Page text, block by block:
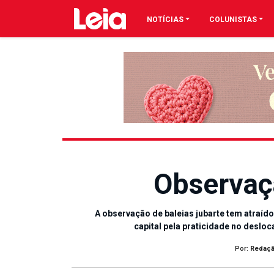
NOTÍCIAS COLUNISTAS
A observação de baleias jubarte tem
capital pela praticidade no
Por: